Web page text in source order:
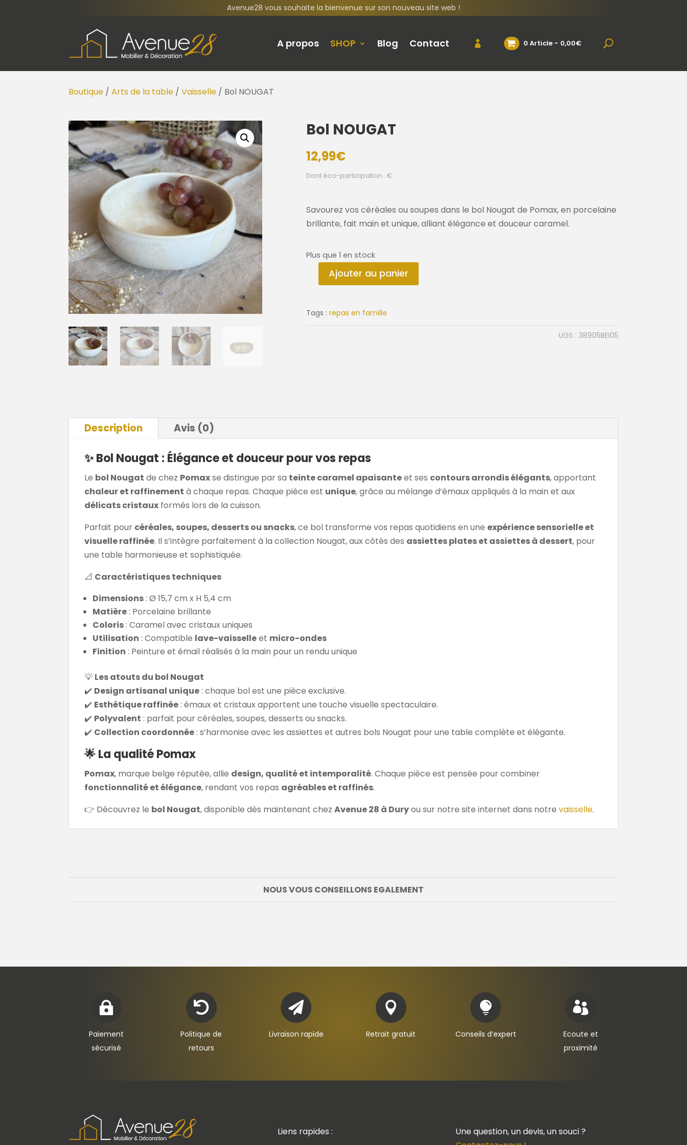
Avenue28 vous souhaite la bienvenue sur son nouveau site web !
A propos SHOP Blog Contact 0 Article 0,00€
Boutique /Arts de la table /Vaisselle / Bol NOUGAT
Bol NOUGAT
12,99€
Dont éco-participation : €
Savourez vos céréales ou soupes dans le bol Nougat de Pomax, en porcelaine
brillante, fait main et unique, alliant élégance et douceur caramel.
Plus que 1 en stock
quantité
Bol
NOUGAT
Ajouter au panier
Tags : repas en famille
UGS : 38905BEI05
Description Avis (0)
✨ Bol Nougat : Élégance et douceur pour vos repas
Le bol Nougat de chez Pomaxse distingue par sa teinte caramel apaisanteet ses contours arrondis élégants, apportant
chaleur et raffinement à chaque repas. Chaque pièce est unique, grâce au mélange d’émaux appliqués à la main et aux
délicats cristaux formés lors de la cuisson.
Parfait pour céréales, soupes, desserts ou snacks, ce bol transforme vos repas quotidiens en une expérience sensorielle et
visuelle raffinée. Il s’intègre parfaitement à la collection Nougat, aux côtés des assiettes plates et assiettes à dessert, pour
une table harmonieuse et sophistiquée.
📐 Caractéristiques techniques
Dimensions: Ø 15,7 cm x H 5,4 cm
Matière: Porcelaine brillante
Coloris: Caramel avec cristaux uniques
Utilisation : Compatible lave-vaisselleet micro-ondes
Finition : Peinture et émail réalisés à la main pour un rendu unique
💡 Les atouts du bol Nougat
✔️ Design artisanal unique: chaque bol est une pièce exclusive.
✔️ Esthétique raffinée: émaux et cristaux apportent une touche visuelle spectaculaire.
✔️ Polyvalent : parfait pour céréales, soupes, desserts ou snacks.
✔️ Collection coordonnée: s’harmonise avec les assiettes et autres bols Nougat pour une table complète et élégante.
🌟 La qualité Pomax
Pomax, marque belge réputée, allie design, qualité et intemporalité. Chaque pièce est pensée pour combiner
fonctionnalité et élégance, rendant vos repas agréables et raffinés.
👉 Découvrez le bol Nougat, disponible dès maintenant chezAvenue 28 à Duryou sur notre site internet dans notrevaisselle.
NOUS VOUS CONSEILLONS EGALEMENT

Paiement
sécurisé

Politique de
retours

Livraison rapide

Retrait gratuit

Conseils d’expert

Ecoute et
proximité
Liens rapides :
Une question, un devis, un souci ?